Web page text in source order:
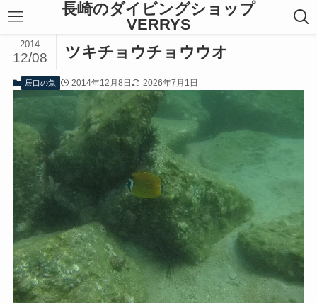
長崎のダイビングショップ
VERRYS
ツキチョウチョウウオ
2014
12/08
辰口の魚 2014年12月8日 2026年7月1日